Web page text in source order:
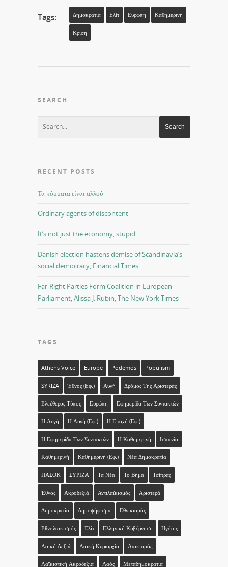
Tags: Δημοκρατία Ελίτ Ευρώπη Καθημερινή
Κρίση
SEARCH
RECENT POSTS
Τα κόμματα είναι αλλού
Ordinary agents of discontent
It’s not just the economy, stupid
Danish election hastens demise of Scandinavia’s
social democracy, Financial Times
Far-Right Parties Form Coalition in European
Parliament, Alissa J. Rubin, The New York Times
TAGS
Athens Voice Europe Podemos Populism
SYRIZA Έθνος (εφ.) Αυγή Δρόμος Της Αριστεράς
Ελεύθερος Τύπος Ευρώπη Εφημερίδα Των Συντακτών
Η Αυγή Η Αυγή (εφ.) Η Εποχή (εφ.)
Η Εφημερίδα Των Συντακτών Η Καθημερινή Ισπανία
Καθημερινή Καθημερινή (εφ.) Νέα Δημοκρατία
ΠΑΣΟΚ ΣΥΡΙΖΑ Τα Νέα Το Βήμα Τσίπρας
Έθνος Ακροδεξιά Αντιλαϊκισμός Αριστερά
Δημοκρατία Δημοψήφισμα Εθνικισμός
Εθνολαϊκισμός Ελίτ Ελληνική Κυβέρνηση Ηγέτης
Λαϊκή Δεξιά Λαϊκή Κυριαρχία Λαϊκισμός
Λαϊκιστική Ακροδεξιά Λαός Μεταδημοκρατία